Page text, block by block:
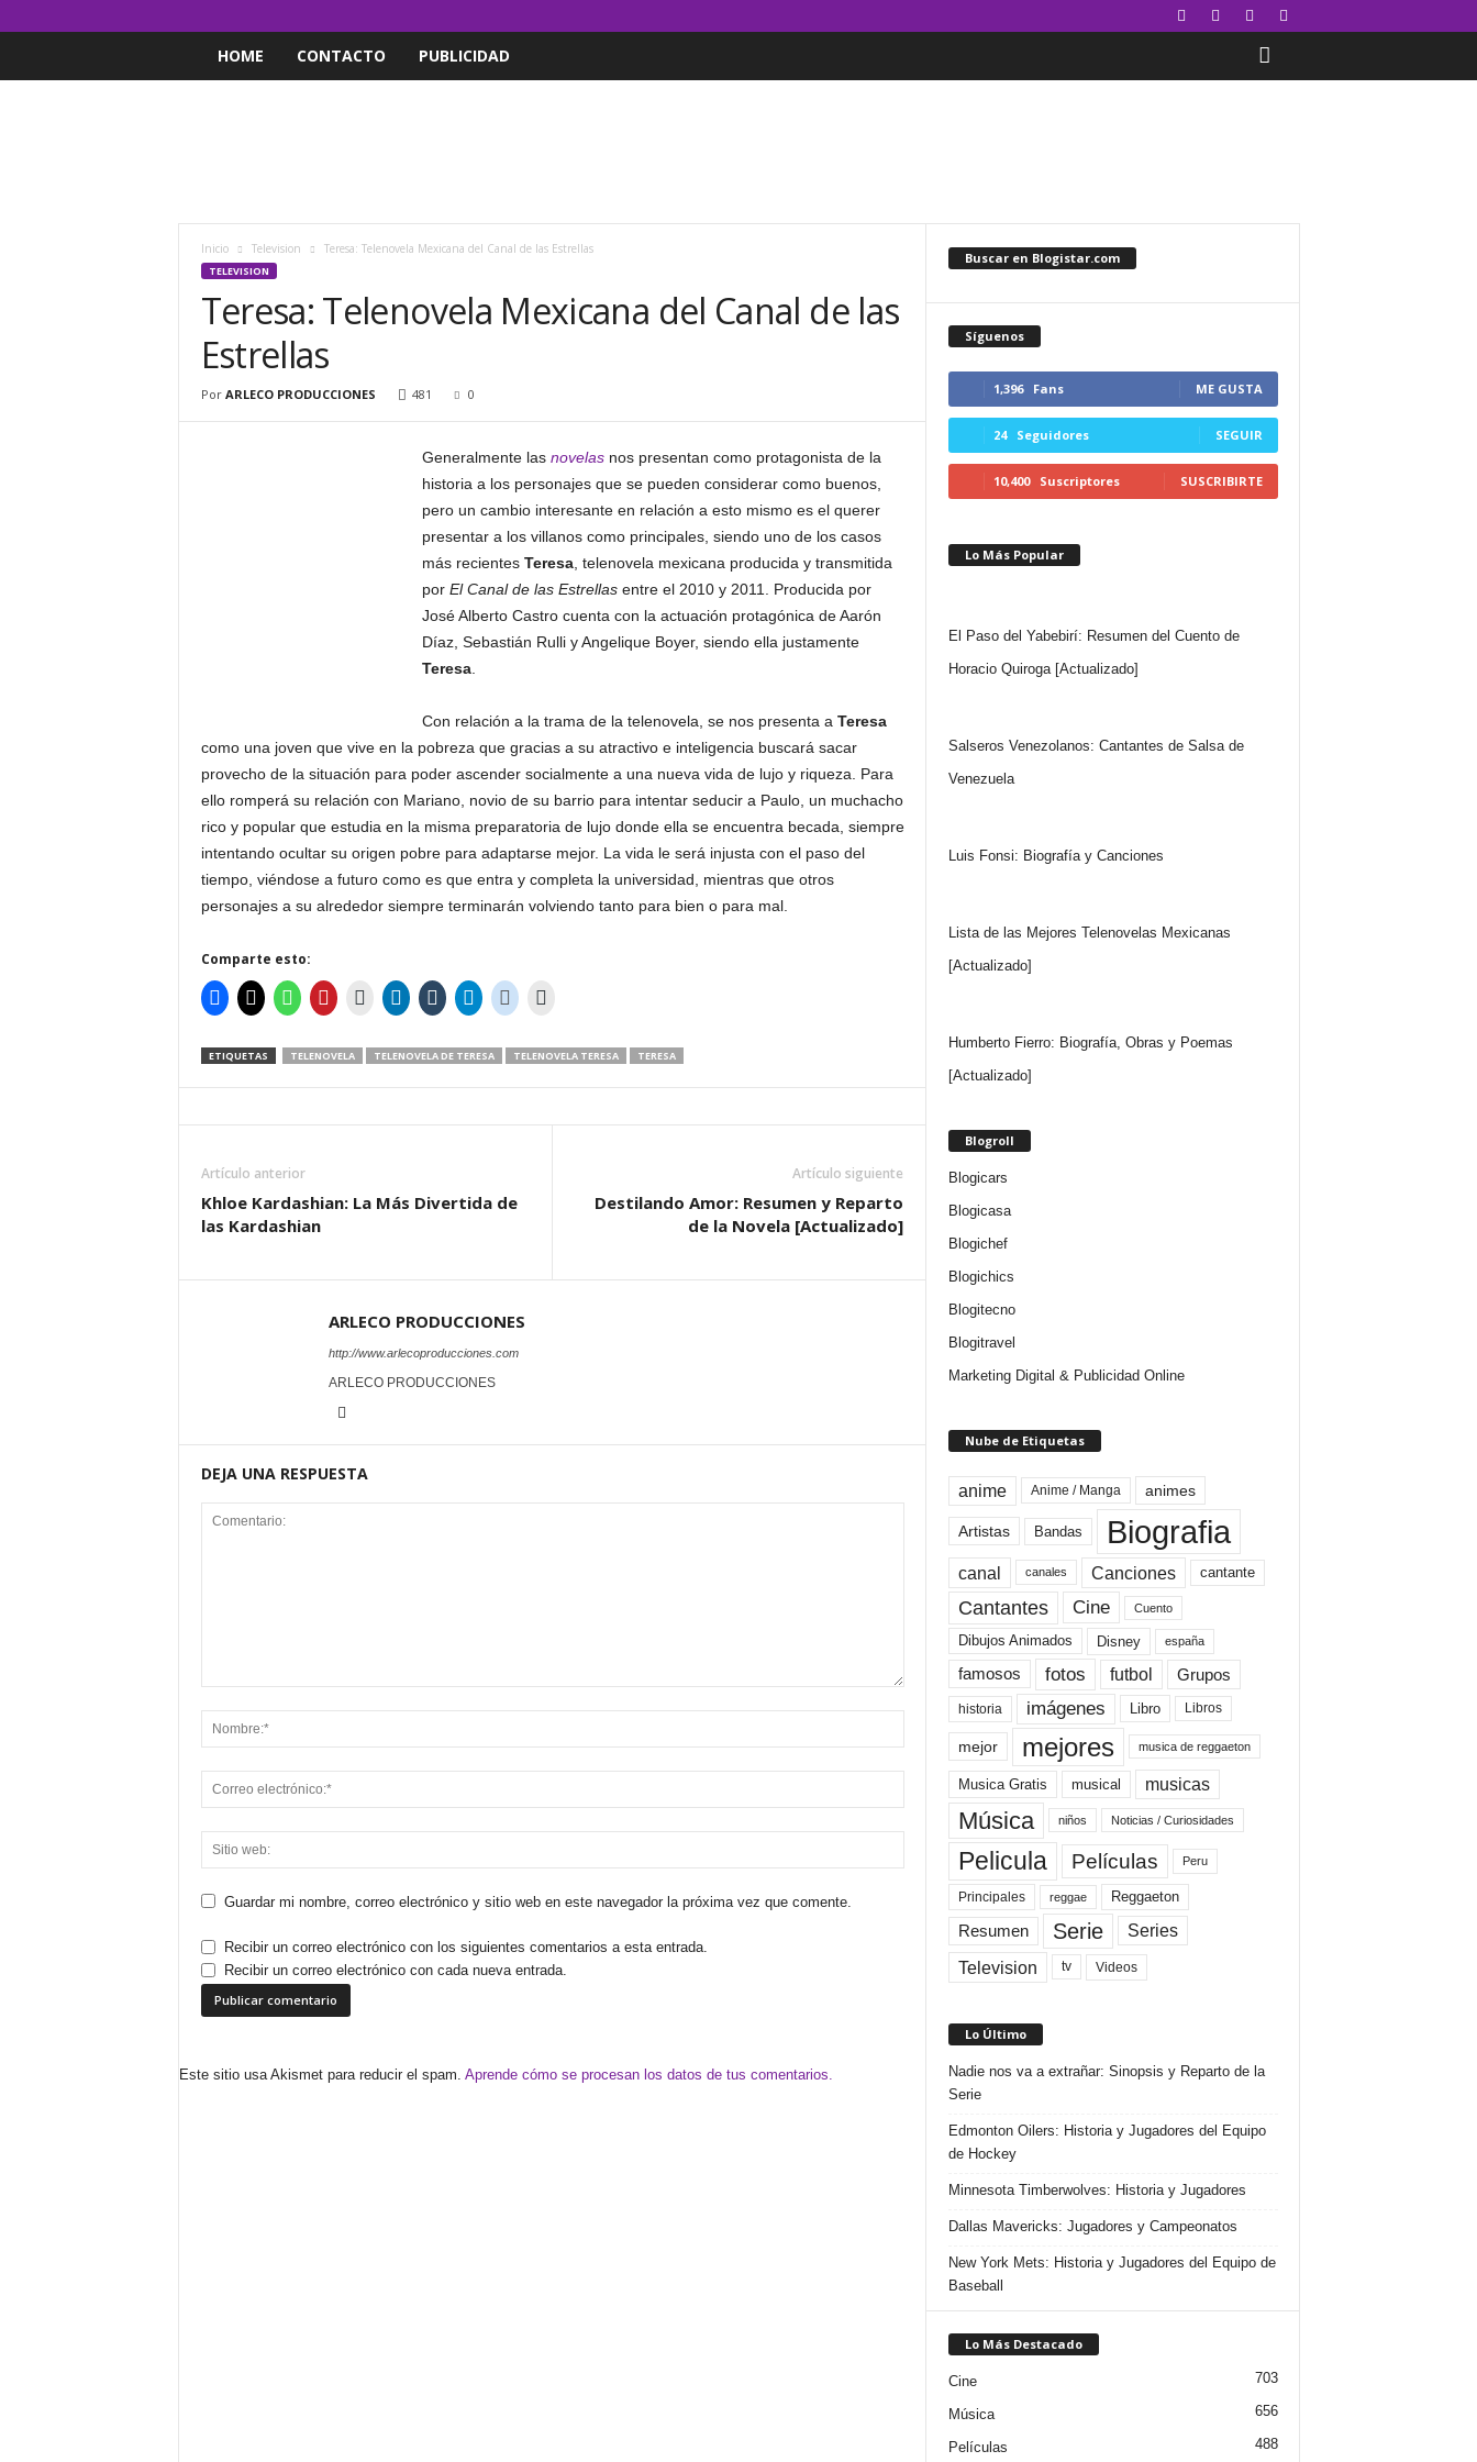
HOME CONTACTO PUBLICIDAD
Inicio Television Teresa: Telenovela Mexicana del Canal de las Estrellas
TELEVISION
Teresa: Telenovela Mexicana del Canal de las
Estrellas
Por ARLECO PRODUCCIONES 481 0
Generalmente las novelasnos presentan como protagonista de la
historia a los personajes que se pueden considerar como buenos,
pero un cambio interesante en relación a esto mismo es el querer
presentar a los villanos como principales, siendo uno de los casos
más recientes Teresa, telenovela mexicana producida y transmitida
por El Canal de las Estrellasentre el 2010 y 2011. Producida por
José Alberto Castro cuenta con la actuación protagónica de Aarón
Díaz, Sebastián Rulli y Angelique Boyer, siendo ella justamente
Teresa.
Con relación a la trama de la telenovela, se nos presenta a Teresa
como una joven que vive en la pobreza que gracias a su atractivo e inteligencia buscará sacar
provecho de la situación para poder ascender socialmente a una nueva vida de lujo y riqueza. Para
ello romperá su relación con Mariano, novio de su barrio para intentar seducir a Paulo, un muchacho
rico y popular que estudia en la misma preparatoria de lujo donde ella se encuentra becada, siempre
intentando ocultar su origen pobre para adaptarse mejor. La vida le será injusta con el paso del
tiempo, viéndose a futuro como es que entra y completa la universidad, mientras que otros
personajes a su alrededor siempre terminarán volviendo tanto para bien o para mal.
Comparte esto:
ETIQUETAS TELENOVELA TELENOVELA DE TERESA TELENOVELA TERESA TERESA
Artículo anterior
Khloe Kardashian: La Más Divertida de
las Kardashian
Artículo siguiente
Destilando Amor: Resumen y Reparto
de la Novela [Actualizado]
ARLECO PRODUCCIONES
http://www.arlecoproducciones.com
ARLECO PRODUCCIONES
DEJA UNA RESPUESTA
Guardar mi nombre, correo electrónico y sitio web en este navegador la próxima vez que comente.
Recibir un correo electrónico con los siguientes comentarios a esta entrada.
Recibir un correo electrónico con cada nueva entrada.
Este sitio usa Akismet para reducir el spam. Aprende cómo se procesan los datos de tus comentarios.
Buscar en Blogistar.com
Síguenos
1,396 Fans ME GUSTA
24 Seguidores SEGUIR
10,400 Suscriptores SUSCRIBIRTE
Lo Más Popular
El Paso del Yabebirí: Resumen del Cuento de
Horacio Quiroga [Actualizado]
Salseros Venezolanos: Cantantes de Salsa de
Venezuela
Luis Fonsi: Biografía y Canciones
Lista de las Mejores Telenovelas Mexicanas
[Actualizado]
Humberto Fierro: Biografía, Obras y Poemas
[Actualizado]
Blogroll
Blogicars
Blogicasa
Blogichef
Blogichics
Blogitecno
Blogitravel
Marketing Digital & Publicidad Online
Nube de Etiquetas
anime Anime / Manga animes
Artistas Bandas Biografia
canal canales Canciones cantante
Cantantes Cine Cuento
Dibujos Animados Disney españa
famosos fotos futbol Grupos
historia imágenes Libro Libros
mejor mejores musica de reggaeton
Musica Gratis musical musicas
Música niños Noticias / Curiosidades
Pelicula Películas Peru
Principales reggae Reggaeton
Resumen Serie Series
Television tv Videos
Lo Último
Nadie nos va a extrañar: Sinopsis y Reparto de la
Serie
Edmonton Oilers: Historia y Jugadores del Equipo
de Hockey
Minnesota Timberwolves: Historia y Jugadores
Dallas Mavericks: Jugadores y Campeonatos
New York Mets: Historia y Jugadores del Equipo de
Baseball
Lo Más Destacado
Cine 703
Música 656
Películas 488